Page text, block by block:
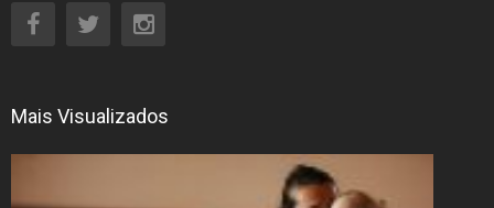
Mais Visualizados